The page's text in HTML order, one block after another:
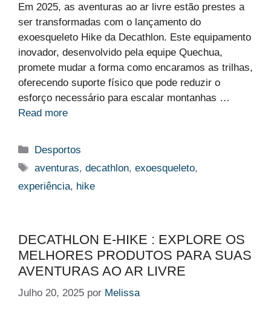
Em 2025, as aventuras ao ar livre estão prestes a
ser transformadas com o lançamento do
exoesqueleto Hike da Decathlon. Este equipamento
inovador, desenvolvido pela equipe Quechua,
promete mudar a forma como encaramos as trilhas,
oferecendo suporte físico que pode reduzir o
esforço necessário para escalar montanhas …
Read more
Categorias
Desportos
Etiquetas
aventuras,decathlon,exoesqueleto,
experiência, hike
DECATHLON E-HIKE : EXPLORE OS
MELHORES PRODUTOS PARA SUAS
AVENTURAS AO AR LIVRE
Julho 20, 2025 por Melissa